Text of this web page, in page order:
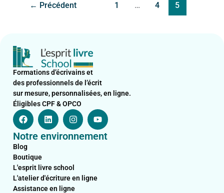
← Précédent 1 … 4 5
Formations d’écrivains et
des professionnels de l’écrit
sur mesure, personnalisées, en ligne.
Éligibles CPF & OPCO
F
a
c
e
b
o
o
k
L
i
n
k
i
n
I
n
s
t
r
a
m
Y
o
u
t
Notre environnement
Blog
Boutique
L'esprit livre school
L'atelier d'écriture en ligne
Assistance en ligne